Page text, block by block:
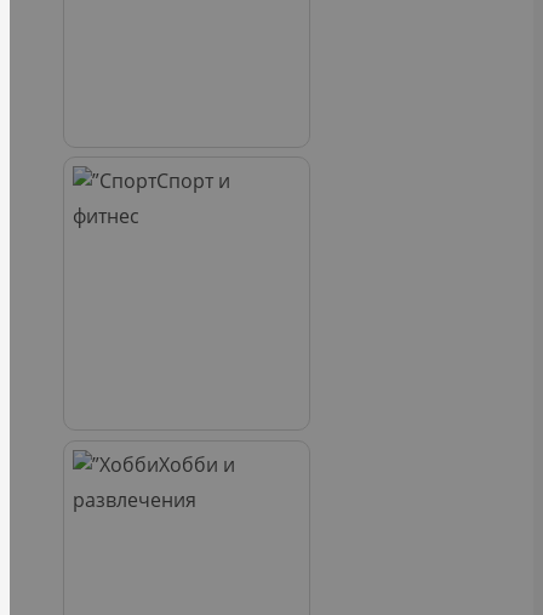
Спорт и
фитнес
Хобби и
развлечения